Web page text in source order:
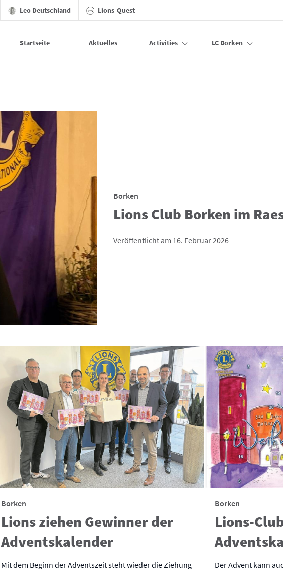
Leo Deutschland Lions-Quest
Startseite Aktuelles Activities LC Borken
Borken
Lions Club Borken im
Veröffentlicht am 16. Februar 2026
Borken
Lions ziehen Gewinner der
Adventskalender
Mit dem Beginn der Adventszeit steht wieder die Ziehung
Borken
Lions-
Der Advent kann